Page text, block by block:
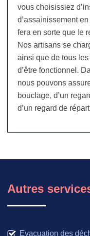
vous choisissiez
d’assainissement
fera en sorte que le
Nos artisans se
ainsi que de tous
d’être fonctionnel.
nous pouvons
bouclage, d’un
d’un regard de
Autres
Evacuation des